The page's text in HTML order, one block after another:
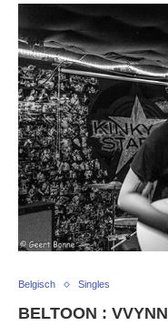
Belgisch Singles
BELTOON : VVYNN